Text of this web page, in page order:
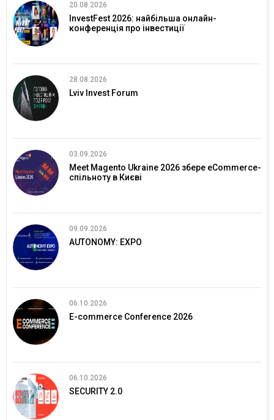
20.08.2026
InvestFest 2026: найбільша онлайн-
конференція про інвестиції
28.08.2026
Lviv Invest Forum
03.09.2026
Meet Magento Ukraine 2026 збере eCommerce-
спільноту в Києві
09.09.2026
AUTONOMY: EXPO
06.10.2026
E-commerce Conference 2026
06.10.2026
SECURITY 2.0